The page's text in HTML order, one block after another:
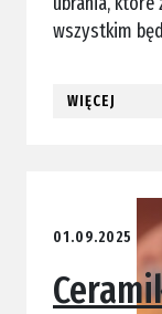
wszystkim
WIĘCEJ
01.09.2025